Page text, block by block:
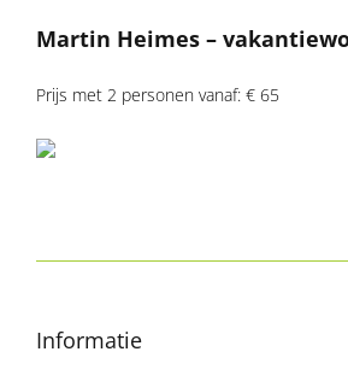
Martin Heimes –
Prijs met 2 personen vanaf: € 65
Informatie